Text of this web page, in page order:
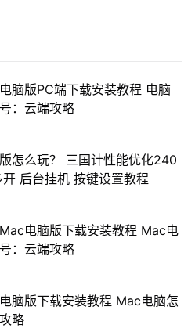
脑版PC端下载安装教程 电脑
：云端攻略
怎么玩？ 三国计性能优化240
后台挂机 按键设置教程
电脑版下载安装教程 Mac电
：云端攻略
脑版下载安装教程 Mac电脑怎
略